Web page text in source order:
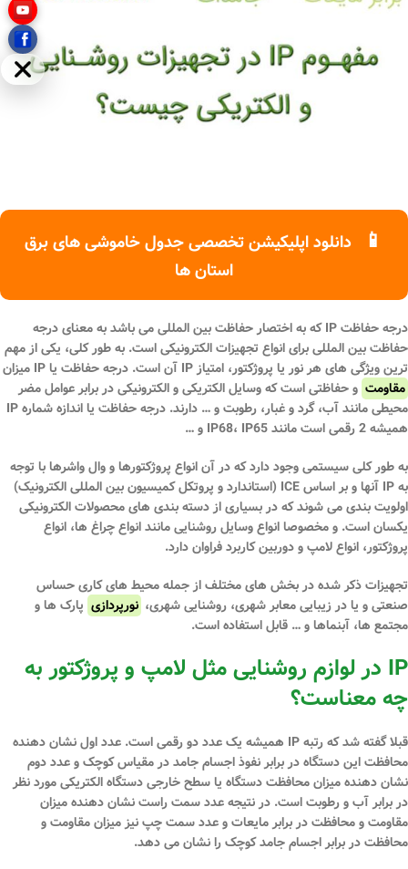
📱
دانلود اپلیکیشن تخصصی جدول خاموشی های برق
استان ها
درجه حفاظت IP که به اختصار حفاظت بین المللی می باشد به معنای درجه
حفاظت بین المللی برای انواع تجهیزات الکترونیکی است. به طور کلی، یکی از مهم
ترین ویژگی های هر نور یا پروژکتور، امتیاز IP آن است. درجه حفاظت یا IP میزان
مقاومت و حفاظتی است که وسایل الکتریکی و الکترونیکی در برابر عوامل مضر
محیطی مانند آب، گرد و غبار، رطوبت و … دارند. درجه حفاظت یا اندازه شماره IP
همیشه 2 رقمی است مانند IP68، IP65 و …
به طور کلی سیستمی وجود دارد که در آن انواع پروژکتورها و وال واشرها با توجه
به IP آنها و بر اساس ICE (استاندارد و پروتکل کمیسیون بین المللی الکترونیک)
اولویت بندی می شوند که در بسیاری از دسته بندی های محصولات الکترونیکی
یکسان است. و مخصوصا انواع وسایل روشنایی مانند انواع چراغ ها، انواع
پروژکتور، انواع لامپ و دوربین کاربرد فراوان دارد.
تجهیزات ذکر شده در بخش های مختلف از جمله محیط های کاری حساس
صنعتی و یا در زیبایی معابر شهری، روشنایی شهری، نورپردازی پارک ها و
مجتمع ها، آبنماها و … قابل استفاده است.
IP در لوازم روشنایی مثل لامپ و پروژکتور به
چه معناست؟
قبلا گفته شد که رتبه IP همیشه یک عدد دو رقمی است. عدد اول نشان دهنده
محافظت این دستگاه در برابر نفوذ اجسام جامد در مقیاس کوچک و عدد دوم
نشان دهنده میزان محافظت دستگاه یا سطح خارجی دستگاه الکتریکی مورد نظر
در برابر آب و رطوبت است. در نتیجه عدد سمت راست نشان دهنده میزان
مقاومت و محافظت در برابر مایعات و عدد سمت چپ نیز میزان مقاومت و
محافظت در برابر اجسام جامد کوچک را نشان می دهد.